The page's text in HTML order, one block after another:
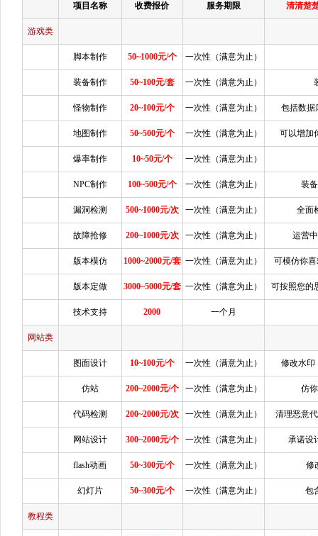
项目名称 收费报价 服务期限 清清楚
游戏类
脚本制作 50~1000元/个 一次性（满意为止）
装备制作 50~100元/套 一次性（满意为止）
怪物制作 20~100元/个 一次性（满意为止） 包括数据
地图制作 50~500元/个 一次性（满意为止） 可以增加
爆率制作 10~50元/个 一次性（满意为止）
NPC制作 100~500元/个 一次性（满意为止） 装
漏洞检测 500~1000元/次 一次性（满意为止） 全面
故障抢修 200~1000元/次 一次性（满意为止） 运营
版本模仿 1000~2000元/套 一次性（满意为止） 可模仿你
版本定做 3000~5000元/套 一次性（满意为止） 可按照您的
技术支持 2000 一个月
网站类
图面设计 10~100元/个 一次性（满意为止） 修改水印
仿站 200~2000元/个 一次性（满意为止） 仿
代码检测 200~2000元/次 一次性（满意为止） 清理恶意
网站设计 300~2000元/个 一次性（满意为止） 承诺设
flash动画 50~300元/个 一次性（满意为止） 修
幻灯片 50~300元/个 一次性（满意为止） 包
教程类